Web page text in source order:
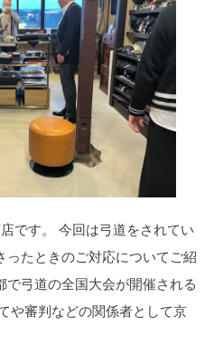
です。 今回は弓道をされてい
ったときのご対応についてご紹
弓道の全国大会が開催される
や審判などの関係者として京